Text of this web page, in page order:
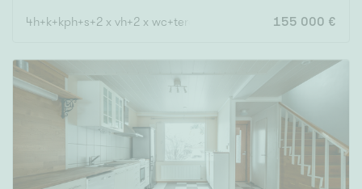
m²
Rakennusvuosi
4h+k+kph+s+2 x vh+2 x wc+terassi+var 155 000 €